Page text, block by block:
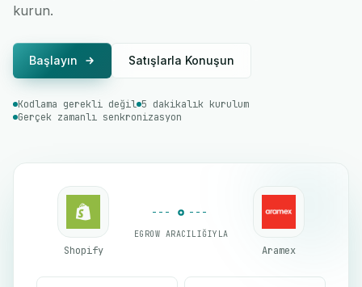
kurun.
Başlayın Satışlarla Konuşun
Kodlama gerekli değil 5 dakikalık kurulum
Gerçek zamanlı senkronizasyon
Shopify
EGROW ARACILIĞIYLA
Aramex